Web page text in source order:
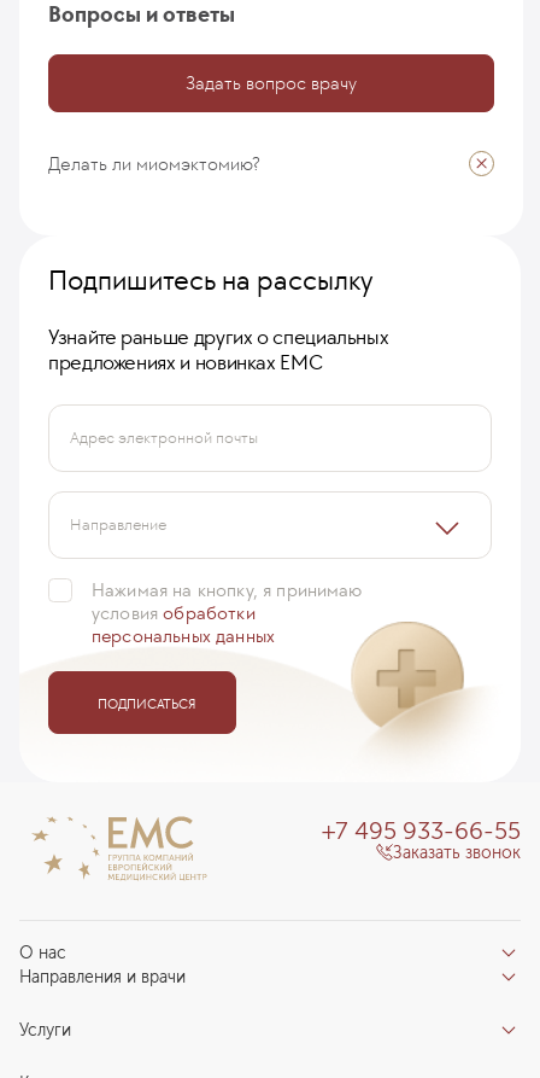
Вопросы и ответы
Задать вопрос врачу
Делать ли миомэктомию?
Учитывая множественный характер
показано оперативное лечение. Лапароскопию
обсудить объем операции. Если Вы планируете
Боровкова Екатерина
12 августа 2016
Подпишитесь на рассылку
Узнайте раньше других о специальных
предложениях и новинках ЕМС
Адрес электронной почты
Направление
Нажимая на кнопку, я принимаю
условияобработки
персональных данных
ПОДПИСАТЬСЯ
О нас
Отзывы пациентов
О клинике
Направления и врачи
Направления
Услуги
+7 495 933-66-55
Заказать звонок